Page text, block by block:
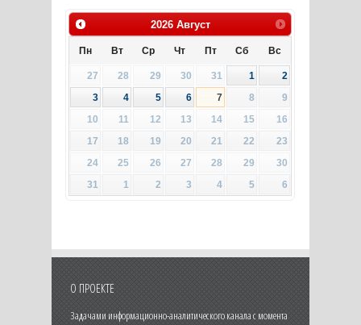
2026 Август
Пн Вт Ср Чт Пт Сб Вс
27 28 29 30 31 1
2
3
4 5 6 7 8
9
10
11 12 13 14 15
16
17
18 19 20 21 22
23
24
25 26 27 28 29
30
31
1 2 3 4 5 6
О ПРОЕКТЕ
Задачами информационно-аналитического канала с момента